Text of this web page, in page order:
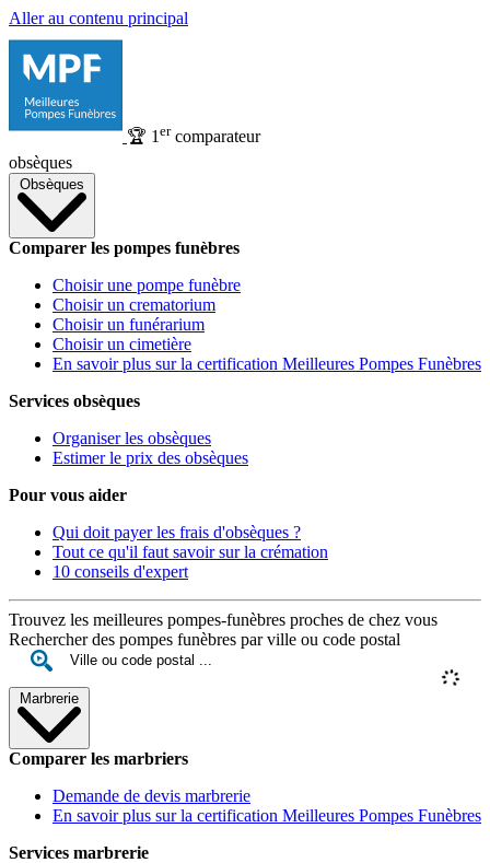
Aller au contenu principal
🏆 1 ercomparateur
obsèques
Obsèques
Comparer les pompes funèbres
Choisir une pompe funèbre
Choisir un crematorium
Choisir un funérarium
Choisir un cimetière
En savoir plus sur la certification Meilleures Pompes Funèbres
Services obsèques
Organiser les obsèques
Estimer le prix des obsèques
Pour vous aider
Qui doit payer les frais d'obsèques ?
Tout ce qu'il faut savoir sur la crémation
10 conseils d'expert
Trouvez les meilleures pompes-funèbres proches de chez vous
Rechercher des pompes funèbres par ville ou code postal
Marbrerie
Comparer les marbriers
Demande de devis marbrerie
En savoir plus sur la certification Meilleures Pompes Funèbres
Services marbrerie